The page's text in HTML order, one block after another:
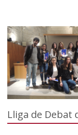
Lliga de Debat